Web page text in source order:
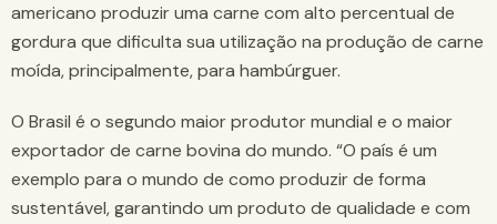
americano produzir uma carne com alto percentual de
gordura que dificulta sua utilização na produção de carne
moída, principalmente, para hambúrguer.
O Brasil é o segundo maior produtor mundial e o maior
exportador de carne bovina do mundo. “O país é um
exemplo para o mundo de como produzir de forma
sustentável, garantindo um produto de qualidade e com